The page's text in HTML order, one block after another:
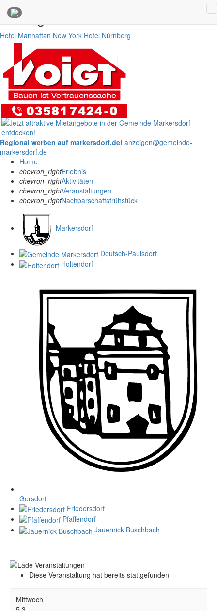
Anzeigen
Hotel Manhattan New York Hotel Nürnberg
Regional werben auf markersdorf.de! anzeigen@gemeinde-
markersdorf.de
Home
chevron_rightErlebnis
chevron_rightAktivitäten
chevron_rightVeranstaltungen
chevron_rightNachbarschaftsfrühstück
Markersdorf
Deutsch-Paulsdorf
Holtendorf
Gersdorf
Friedersdorf
Pfaffendorf
Jauernick-Buschbach
Diese Veranstaltung hat bereits stattgefunden.
Mittwoch
5.3.